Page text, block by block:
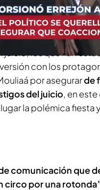
coaccionado a los
sexualmente.
juicio, los que han
con los
por asegurarde
del juicio, en
la polémica fiesta
comunicación que
circo por una